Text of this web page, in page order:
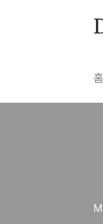
홈